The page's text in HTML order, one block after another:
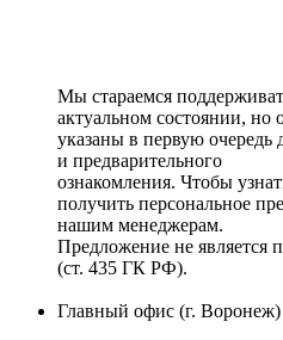
Мы стараемся
актуальном состоянии,
указаны в первую очередь
и предварительного
ознакомления. Чтобы
получить персональное
нашим менеджерам.
Предложение не является
(ст. 435 ГК РФ).
Главный офис (г. Воронеж)